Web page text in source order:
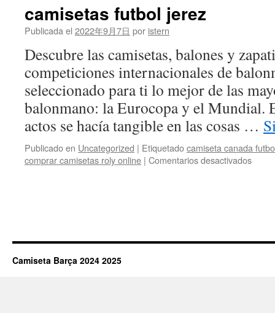
camisetas futbol jerez
Publicada el 2022年9月7日 por istern
Descubre las camisetas, balones y
competiciones internacionales de
seleccionado para ti lo mejor de las
balonmano: la Eurocopa y el Mundial.
actos se hacía tangible en las cosas …
Publicado en Uncategorized | Etiquetadocamiseta canada
comprar camisetas roly online | Comentarios desactivadosen
Camiseta Barça 2024 2025